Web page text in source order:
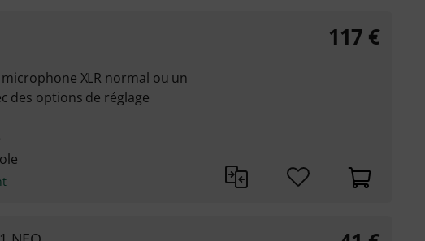
XLR normal ou un
des options de réglage
117 €